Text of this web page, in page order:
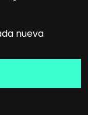
nueva